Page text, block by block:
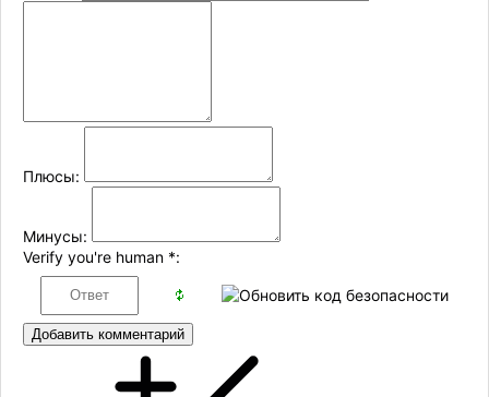
Плюсы:
Минусы:
Verify you're human *:
Добавить комментарий